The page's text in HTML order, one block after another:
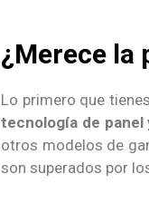
¿Merece la
Lo primero que
tecnología de
otros modelos de
son superados por